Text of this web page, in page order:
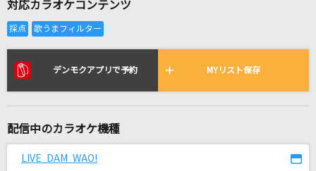
リアルタイムで歌われている曲の一覧
They are
対応カラオケコンテンツ
デンモクアプリで予約 MYリスト保存
配信中のカラオケ機種
LIVE DAM WAO!